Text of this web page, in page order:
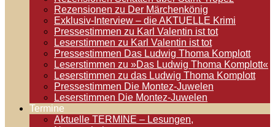
Rezensionen zu Der Märchenkönig
Exklusiv-Interview – die AKTUELLE Krimi
Pressestimmen zu Karl Valentin ist tot
Leserstimmen zu Karl Valentin ist tot
Pressestimmen Das Ludwig Thoma Komplott
Leserstimmen zu »Das Ludwig Thoma Komplott«
Leserstimmen zu das Ludwig Thoma Komplott
Pressestimmen Die Montez-Juwelen
Leserstimmen Die Montez-Juwelen
Termine
Aktuelle TERMINE – Lesungen,